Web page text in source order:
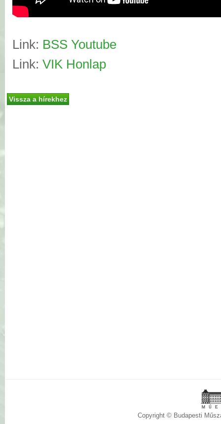
Link: BSS Youtube
Link: VIK Honlap
Vissza a hírekhez
Copyright © Budapesti